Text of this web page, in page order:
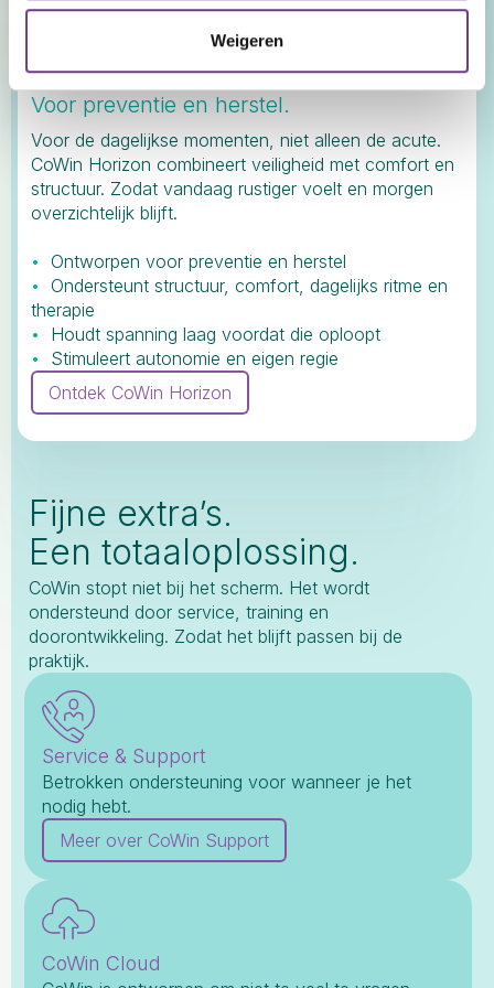
Weigeren
CoWin Horizon.
Voor preventie en herstel.
Voor de dagelijkse momenten, niet alleen de acute.
CoWin Horizon combineert veiligheid met comfort en
structuur. Zodat vandaag rustiger voelt en morgen
overzichtelijk blijft.
• Ontworpen voor preventie en herstel
• Ondersteunt structuur, comfort, dagelijks ritme en
therapie
• Houdt spanning laag voordat die oploopt
• Stimuleert autonomie en eigen regie
Ontdek CoWin Horizon
Fijne extra’s.
Een totaaloplossing.
CoWin stopt niet bij het scherm. Het wordt
ondersteund door service, training en
doorontwikkeling. Zodat het blijft passen bij de
praktijk.
Service & Support
Betrokken ondersteuning voor wanneer je het
nodig hebt.
Meer over CoWin Support
CoWin Cloud